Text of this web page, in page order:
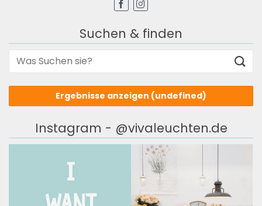
Suchen & finden
Ergebnisse anzeigen (undefined)
Instagram - @vivaleuchten.de